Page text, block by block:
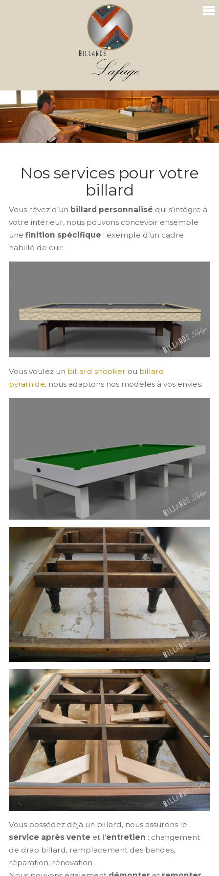
Nos services pour votre
billard
Vous rêvez d’un billard personnalisé qui s’intègre à
votre intérieur, nous pouvons concevoir ensemble
une finition spécifique : exemple d’un cadre
habillé de cuir.
Vous voulez un billard snooker ou billard
pyramide, nous adaptons nos modèles à vos envies.
Vous possédez déjà un billard, nous assurons le
service après vente et l’entretien : changement
de drap billard, remplacement des bandes,
réparation, rénovation…